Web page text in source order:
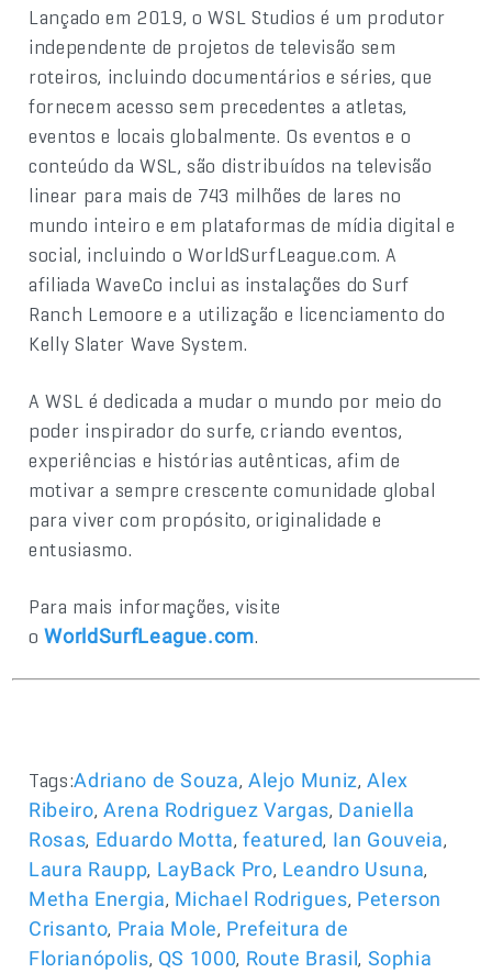
Lançado em 2019, o WSL Studios é um produtor
independente de projetos de televisão sem
roteiros, incluindo documentários e séries, que
fornecem acesso sem precedentes a atletas,
eventos e locais globalmente. Os eventos e o
conteúdo da WSL, são distribuídos na televisão
linear para mais de 743 milhões de lares no
mundo inteiro e em plataformas de mídia digital e
social, incluindo o WorldSurfLeague.com. A
afiliada WaveCo inclui as instalações do Surf
Ranch Lemoore e a utilização e licenciamento do
Kelly Slater Wave System.
A WSL é dedicada a mudar o mundo por meio do
poder inspirador do surfe, criando eventos,
experiências e histórias autênticas, afim de
motivar a sempre crescente comunidade global
para viver com propósito, originalidade e
entusiasmo.
Para mais informações, visite
oWorldSurfLeague.com.
Tags:Adriano de Souza, Alejo Muniz,Alex
Ribeiro, Arena Rodriguez Vargas, Daniella
Rosas, Eduardo Motta,featured, Ian Gouveia,
Laura Raupp, LayBack Pro, Leandro Usuna,
Metha Energia, Michael Rodrigues, Peterson
Crisanto, Praia Mole, Prefeitura de
Florianópolis, QS 1000, Route Brasil, Sophia